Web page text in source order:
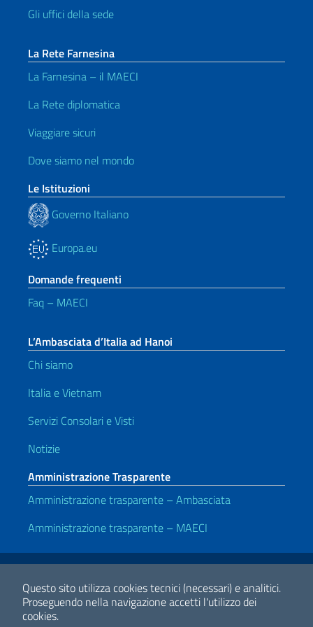
Questo sito utilizza cookies tecnici (necessari) e analitici.
Proseguendo nella navigazione accetti l'utilizzo dei
cookies.
Gli uffici della sede
La Rete Farnesina
La Farnesina – il MAECI
La Rete diplomatica
Viaggiare sicuri
Dove siamo nel mondo
Le Istituzioni
Governo Italiano
Europa.eu
Domande frequenti
Faq – MAECI
L’Ambasciata d’Italia ad Hanoi
Chi siamo
Italia e Vietnam
Servizi Consolari e Visti
Notizie
Amministrazione Trasparente
Amministrazione trasparente – Ambasciata
Amministrazione trasparente – MAECI
Link Utili